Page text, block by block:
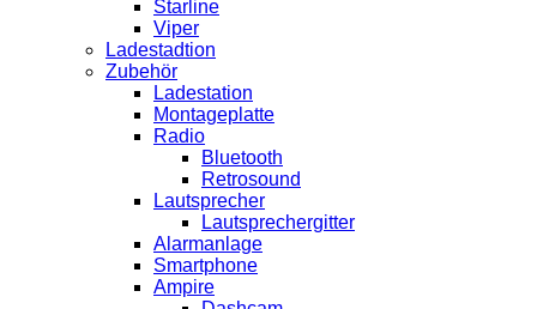
Starline
Viper
Ladestadtion
Zubehör
Ladestation
Montageplatte
Radio
Bluetooth
Retrosound
Lautsprecher
Lautsprechergitter
Alarmanlage
Smartphone
Ampire